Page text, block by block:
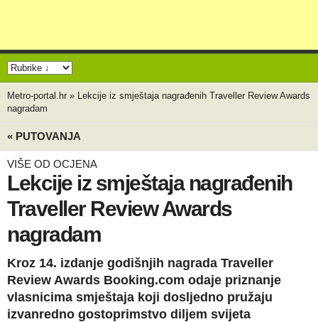
Metro-portal.hr » Lekcije iz smještaja nagrađenih Traveller Review Awards
nagradam
« PUTOVANJA
VIŠE OD OCJENA
Lekcije iz smještaja nagrađenih
Traveller Review Awards
nagradam
Kroz 14. izdanje godišnjih nagrada Traveller
Review Awards Booking.com odaje priznanje
vlasnicima smještaja koji dosljedno pružaju
izvanredno gostoprimstvo diljem svijeta